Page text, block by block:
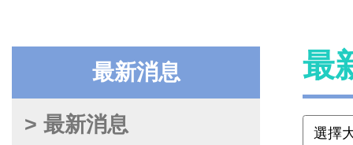
最新消息
> 最新消息
最